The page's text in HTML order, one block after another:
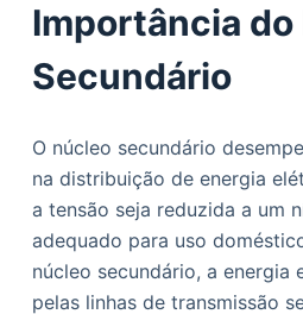
Importância do
Secundário
O núcleo secundário
na distribuição de energia
a tensão seja reduzida a um
adequado para uso
núcleo secundário, a energia
pelas linhas de transmissão